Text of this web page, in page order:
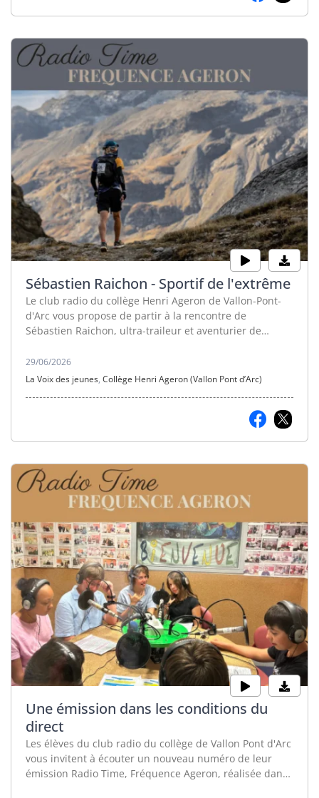
Sébastien Raichon - Sportif de l'extrême
Le club radio du collège Henri Ageron de Vallon-Pont-
d'Arc vous propose de partir à la rencontre de
Sébastien Raichon, ultra-traileur et aventurier de
29/06/2026
La Voix des jeunes, Collège Henri Ageron (Vallon Pont d’Arc)
Une émission dans les conditions du
direct
Les élèves du club radio du collège de Vallon Pont d'Arc
vous invitent à écouter un nouveau numéro de leur
émission Radio Time, Fréquence Ageron, réalisée dans